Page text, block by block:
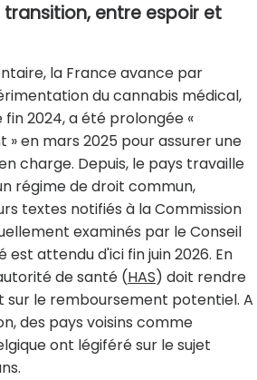
transition, entre espoir et
la France avance par
du cannabis médical,
2024, a été prolongée «
en mars 2025 pour assurer une
charge. Depuis, le pays travaille
régime de droit commun,
textes notifiés à la Commission
examinés par le Conseil
est attendu d'ici fin juin 2026. En
de santé (HAS) doit rendre
sur le remboursement potentiel. A
des pays voisins comme
ont légiféré sur le sujet